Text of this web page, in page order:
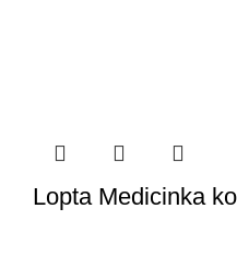
Lopta Medicinka